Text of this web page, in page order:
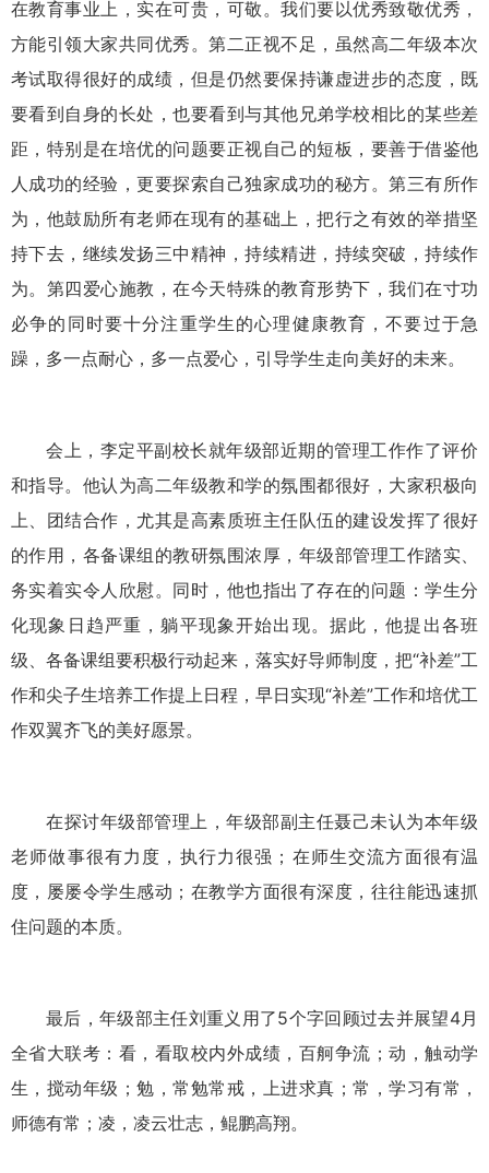
在教育事业上，实在可贵，可敬。我们要以优秀致敬优秀，
方能引领大家共同优秀。第二正视不足，虽然高二年级本次
考试取得很好的成绩，但是仍然要保持谦虚进步的态度，既
要看到自身的长处，也要看到与其他兄弟学校相比的某些差
距，特别是在培优的问题要正视自己的短板，要善于借鉴他
人成功的经验，更要探索自己独家成功的秘方。第三有所作
为，他鼓励所有老师在现有的基础上，把行之有效的举措坚
持下去，继续发扬三中精神，持续精进，持续突破，持续作
为。第四爱心施教，在今天特殊的教育形势下，我们在寸功
必争的同时要十分注重学生的心理健康教育，不要过于急
躁，多一点耐心，多一点爱心，引导学生走向美好的未来。
会上，李定平副校长就年级部近期的管理工作作了评价
和指导。他认为高二年级教和学的氛围都很好，大家积极向
上、团结合作，尤其是高素质班主任队伍的建设发挥了很好
的作用，各备课组的教研氛围浓厚，年级部管理工作踏实、
务实着实令人欣慰。同时，他也指出了存在的问题：学生分
化现象日趋严重，躺平现象开始出现。据此，他提出各班
级、各备课组要积极行动起来，落实好导师制度，把“补差”工
作和尖子生培养工作提上日程，早日实现“补差”工作和培优工
作双翼齐飞的美好愿景。
在探讨年级部管理上，年级部副主任聂己未认为本年级
老师做事很有力度，执行力很强；在师生交流方面很有温
度，屡屡令学生感动；在教学方面很有深度，往往能迅速抓
住问题的本质。
最后，年级部主任刘重义用了5个字回顾过去并展望4月
全省大联考：看，看取校内外成绩，百舸争流；动，触动学
生，搅动年级；勉，常勉常戒，上进求真；常，学习有常，
师德有常；凌，凌云壮志，鲲鹏高翔。